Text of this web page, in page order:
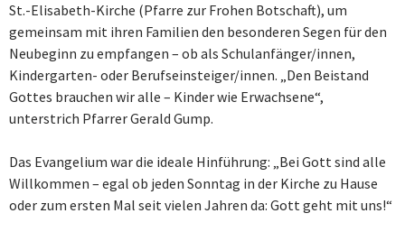
St.-Elisabeth-Kirche (Pfarre zur Frohen Botschaft), um
gemeinsam mit ihren Familien den besonderen Segen für den
Neubeginn zu empfangen – ob als Schulanfänger/innen,
Kindergarten- oder Berufseinsteiger/innen. „Den Beistand
Gottes brauchen wir alle – Kinder wie Erwachsene“,
unterstrich Pfarrer Gerald Gump.
Das Evangelium war die ideale Hinführung: „Bei Gott sind alle
Willkommen – egal ob jeden Sonntag in der Kirche zu Hause
oder zum ersten Mal seit vielen Jahren da: Gott geht mit uns!“